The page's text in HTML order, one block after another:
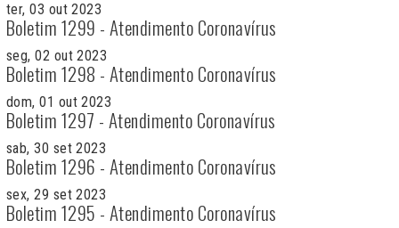
ter, 03 out 2023
Boletim 1299 - Atendimento Coronavírus
seg, 02 out 2023
Boletim 1298 - Atendimento Coronavírus
dom, 01 out 2023
Boletim 1297 - Atendimento Coronavírus
sab, 30 set 2023
Boletim 1296 - Atendimento Coronavírus
sex, 29 set 2023
Boletim 1295 - Atendimento Coronavírus